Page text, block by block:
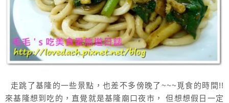
走跳了基隆的一些景點，也差不多傍晚了~~~覓食的時間!!
來基隆想到吃的，直覺就是基隆廟口夜市， 但想想假日一定